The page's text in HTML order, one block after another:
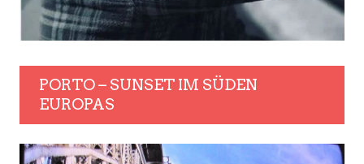
PORTO – SUNSET IM SÜDEN
EUROPAS